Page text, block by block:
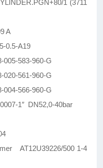
1 (3711
A
0.5-A19
583-960-G
561-960-G
566-960-G
1″ DN52,0-40bar
AT12U39226/500 1-4